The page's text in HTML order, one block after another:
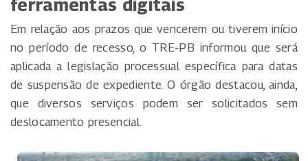
ferramentas digitais
Em relação aos prazos que vencerem ou tiverem início
no período de recesso, o TRE-PB informou que será
aplicada a legislação processual específica para datas
de suspensão de expediente. O órgão destacou, ainda,
que diversos serviços podem ser solicitados sem
deslocamento presencial.